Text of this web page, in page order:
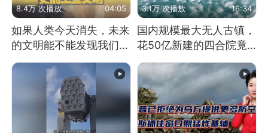
8.4万 次播放 04:05
如果人类今天消失，未来
的文明能不能发现我们存
在过？
3.1万 次播放 16:34
国内规模最大无人古镇，
花50亿新建的四合院竟
没人住，发生了啥